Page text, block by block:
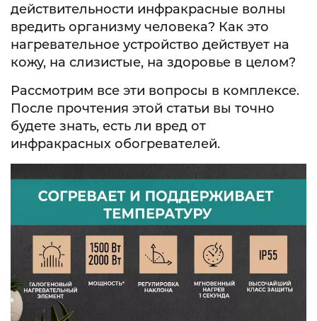
действительности инфракрасные волны
вредить организму человека? Как это
нагревательное устройство действует на
кожу, на слизистые, на здоровье в целом?
Рассмотрим все эти вопросы в комплексе.
После прочтения этой статьи вы точно
будете знать, есть ли вред от
инфракрасных обогревателей.